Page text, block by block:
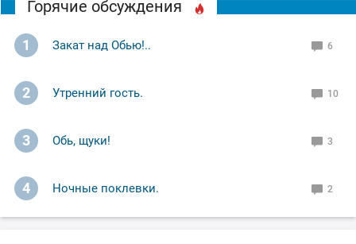
Горячие обсуждения
1 Закат над Обью!.. 6
2 Утренний гость. 10
3 Обь, щуки! 3
4 Ночные поклевки. 2